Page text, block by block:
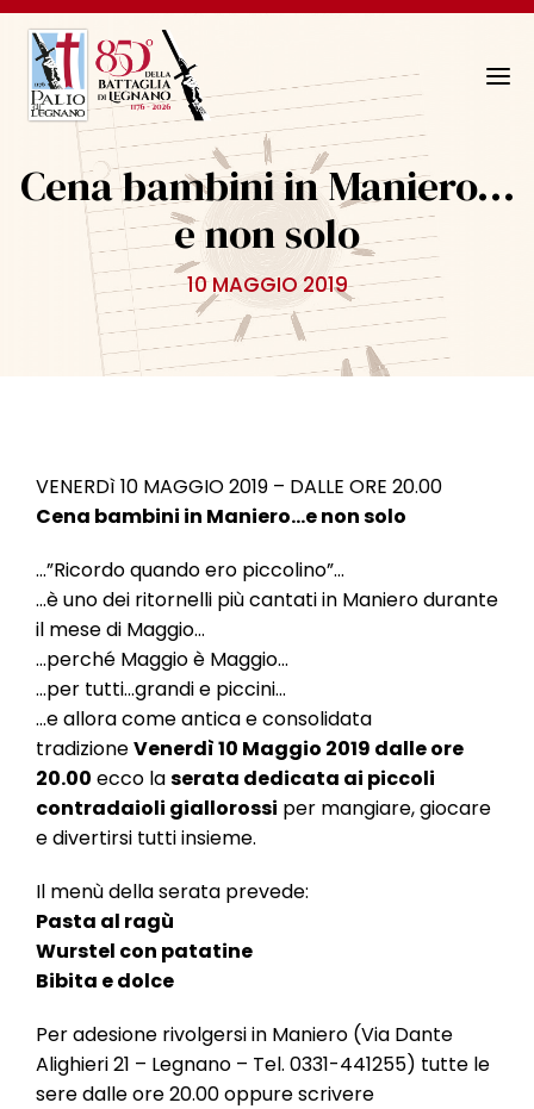
N
g
Cena bambini in Maniero…
e non solo
10 MAGGIO 2019
VENERDì 10 MAGGIO 2019 – DALLE ORE 20.00
Cena bambini in Maniero…e non solo
…”Ricordo quando ero piccolino”…
…è uno dei ritornelli più cantati in Maniero durante
il mese di Maggio…
…perché Maggio è Maggio…
…per tutti…grandi e piccini…
…e allora come antica e consolidata
tradizioneVenerdì 10 Maggio 2019 dalle ore
20.00 ecco laserata dedicata ai piccoli
contradaioli giallorossi per mangiare, giocare
e divertirsi tutti insieme.
Il menù della serata prevede:
Pasta al ragù
Wurstel con patatine
Bibita e dolce
Per adesione rivolgersi in Maniero (Via Dante
Alighieri 21 – Legnano – Tel. 0331-441255) tutte le
sere dalle ore 20.00 oppure scrivere